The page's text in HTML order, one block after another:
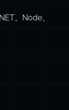
。
静态分析，或
、Node、